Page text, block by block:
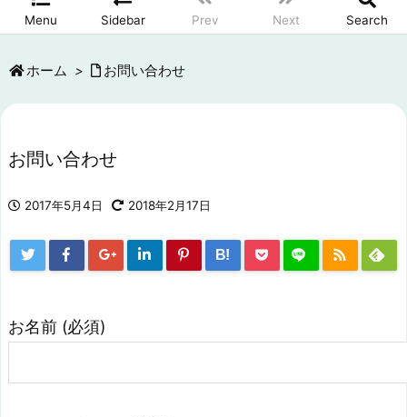
Menu Sidebar Prev Next Search
ホーム > お問い合わせ
お問い合わせ
2017年5月4日 2018年2月17日
B!
お名前 (必須)